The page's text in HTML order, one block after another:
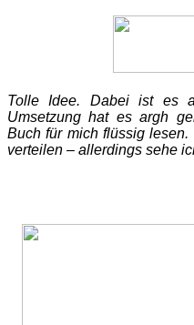
Tolle Idee. Dabei ist es
Umsetzung hat es argh
Buch für mich flüssig lesen.
verteilen – allerdings sehe